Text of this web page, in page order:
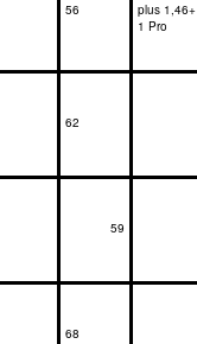
56
plus 1,46+
1 Pro
62
59
68